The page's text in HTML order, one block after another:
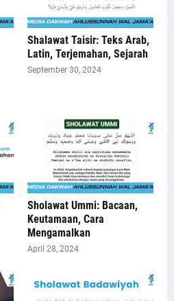
Shalawat Taisir: Teks Arab,
Latin, Terjemahan, Sejarah
September 30, 2024
Sholawat Ummi: Bacaan,
Keutamaan, Cara
Mengamalkan
April 28, 2024